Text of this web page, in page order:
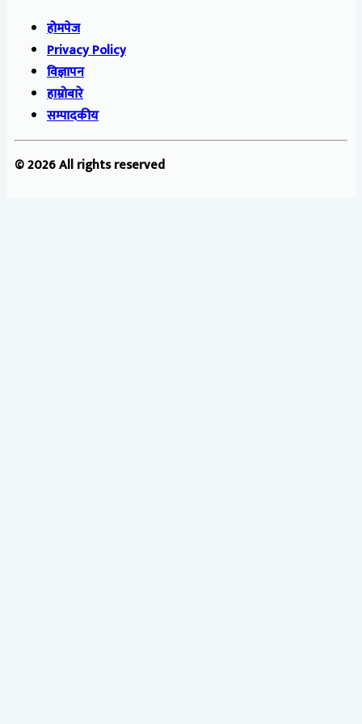
होमपेज
Privacy Policy
विज्ञापन
हाम्रोबारे
सम्पादकीय
© 2026 All rights reserved